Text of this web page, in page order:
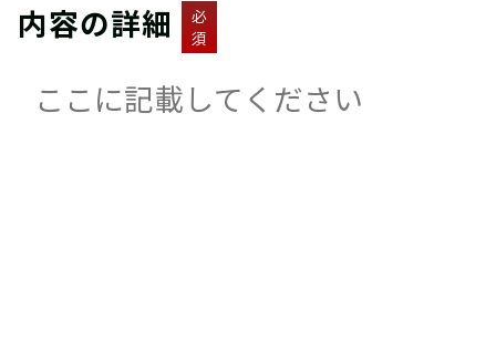
内容の詳細
必
須